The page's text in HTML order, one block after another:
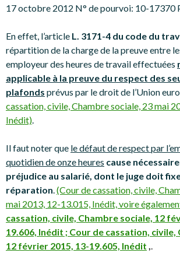
17 octobre 2012 N° de pourvoi: 10-17370
En effet, l’article L. 3171-4 du code du
répartition de la charge de la preuve entre
employeur des heures de travail effectuées
applicable à la preuve du respect des
plafonds prévus par le droit de l’Union
cassation, civile, Chambre sociale, 23 mai
Inédit).
Il faut noter que le défaut de respect par
quotidien de onze heures cause
préjudice au salarié, dont le juge doit
réparation.(Cour de cassation, civile,
mai 2013, 12-13.015, Inédit, voire
cassation, civile, Chambre sociale, 12
19.606, Inédit ; Cour de cassation, civile,
12 février 2015, 13-19.605, Inédit ,.